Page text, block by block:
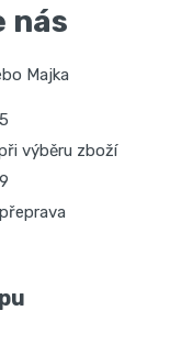
nás
Majka
výběru zboží